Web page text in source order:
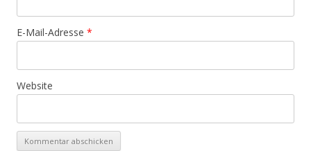
E-Mail-Adresse *
Website